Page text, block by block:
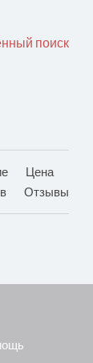
поиск
Цена
Отзывы